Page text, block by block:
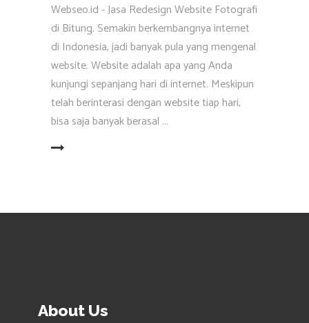
Webseo.id - Jasa Redesign Website Fotografi
di Bitung. Semakin berkembangnya internet
di Indonesia, jadi banyak pula yang mengenal
website. Website adalah apa yang Anda
kunjungi sepanjang hari di internet. Meskipun
telah berinterasi dengan website tiap hari,
bisa saja banyak berasal
About Us